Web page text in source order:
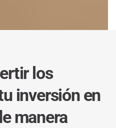
los
inversión en
manera